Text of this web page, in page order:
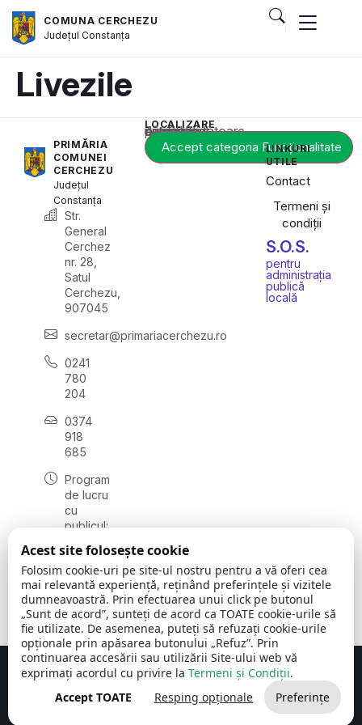
COMUNA CERCHEZU
JudețulConstanța
Livezile
PRIMĂRIA
COMUNEI
CERCHEZU
Județul
Constanța
Str.
General
Cerchez
nr. 28,
Satul
Cerchezu,
907045
secretar@primariacerchezu.ro
0241
780
204
0374
918
685
Program
de lucru
cu
publicul:
08:00 -
16:30
, vineri:
08:00 -
14:00
LOCALIZARE
Acest conținut este blocat până când acceptați categoria corespunzătoare de cookie-uri.
Accept categoria Funcționalitate
LINKURI
UTILE
Contact
Termeni și
condiții
S.O.S.
pentru
administrația
publică
locală
Comuna Cerchezu © 2026Toate drepturile rezervate
Concept realizat de Big Media Relații Publice SRL
Acest site folosește cookie
Folosim cookie-uri pe site-ul nostru pentru a vă oferi cea
mai relevantă experiență, reținând preferințele și vizitele
dumneavoastră. Prin efectuarea unui click pe butonul
„Sunt de acord”, sunteți de acord ca TOATE cookie-urile să
fie utilizate. De asemenea, puteți să refuzați cookie-urile
opționale prin apăsarea butonului „Refuz”. Prin
continuarea accesării sau utilizării Site-ului web vă
exprimați acordul cu privire la Termeni și Condiții.
Accept TOATE
Resping opționale Preferințe